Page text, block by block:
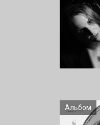
Альбом